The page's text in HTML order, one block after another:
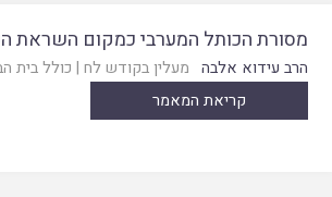
מסורת הכותל המערבי כמקום השראת
הרב עידוא אלבה מעלין בקודש לח | כולל בית
קריאת המאמר